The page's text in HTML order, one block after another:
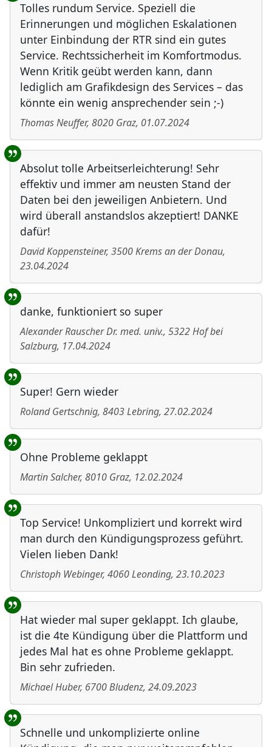
Tolles rundum Service. Speziell die
Erinnerungen und möglichen Eskalationen
unter Einbindung der RTR sind ein gutes
Service. Rechtssicherheit im Komfortmodus.
Wenn Kritik geübt werden kann, dann
lediglich am Grafikdesign des Services – das
könnte ein wenig ansprechender sein ;-)
Thomas Neuffer, 8020 Graz, 01.07.2024
Absolut tolle Arbeitserleichterung! Sehr
effektiv und immer am neusten Stand der
Daten bei den jeweiligen Anbietern. Und
wird überall anstandslos akzeptiert! DANKE
dafür!
David Koppensteiner, 3500Krems an der Donau,
23.04.2024
danke, funktioniert so super
Alexander Rauscher Dr. med. univ., 5322Hof bei
Salzburg, 17.04.2024
Super! Gern wieder
Roland Gertschnig, 8403Lebring, 27.02.2024
Ohne Probleme geklappt
Martin Salcher, 8010 Graz, 12.02.2024
Top Service! Unkompliziert und korrekt wird
man durch den Kündigungsprozess geführt.
Vielen lieben Dank!
Christoph Webinger, 4060Leonding, 23.10.2023
Hat wieder mal super geklappt. Ich glaube,
ist die 4te Kündigung über die Plattform und
jedes Mal hat es ohne Probleme geklappt.
Bin sehr zufrieden.
Michael Huber, 6700Bludenz, 24.09.2023
Schnelle und unkomplizierte online